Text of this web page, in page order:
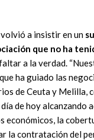
a insistir en un
que no ha
a la verdad.
ha guiado las
de Ceuta y Melilla,
de hoy alcanzando
económicos, la
la contratación del